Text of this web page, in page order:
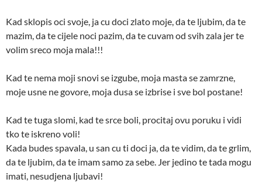
Kad sklopis oci svoje, ja cu doci zlato moje, da te ljubim, da te
mazim, da te cijele noci pazim, da te cuvam od svih zala jer te
volim sreco moja mala!!!
Kad te nema moji snovi se izgube, moja masta se zamrzne,
moje usne ne govore, moja dusa se izbrise i sve bol postane!
Kad te tuga slomi, kad te srce boli, procitaj ovu poruku i vidi
tko te iskreno voli!
Kada budes spavala, u san cu ti doci ja, da te vidim, da te grlim,
da te ljubim, da te imam samo za sebe. Jer jedino te tada mogu
imati, nesudjena ljubavi!